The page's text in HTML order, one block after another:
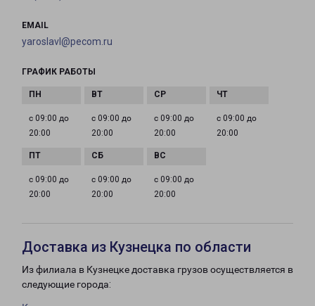
EMAIL
yaroslavl@pecom.ru
ГРАФИК РАБОТЫ
с 09:00 до
20:00
с 09:00 до
20:00
с 09:00 до
20:00
с 09:00 до
20:00
с 09:00 до
20:00
с 09:00 до
20:00
с 09:00 до
20:00
Доставка из Кузнецка по области
Из филиала в Кузнецке доставка грузов осуществляется в
следующие города: